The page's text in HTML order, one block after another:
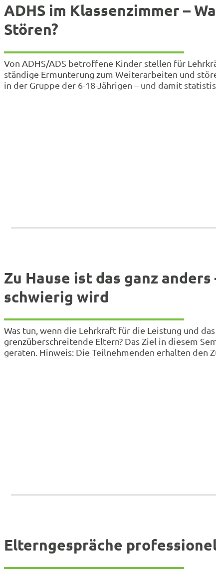
ADHS im Klassenzimmer –
Stören?
Von ADHS/ADS betroffene Kinder stellen für
ständige Ermunterung zum Weiterarbeiten und
in der Gruppe der 6-18-Jährigen – und damit
Zu Hause ist das ganz
schwierig wird
Was tun, wenn die Lehrkraft für die Leistung und
grenzüberschreitende Eltern? Das Ziel in diesem
geraten. Hinweis: Die Teilnehmenden erhalten den
Elterngespräche